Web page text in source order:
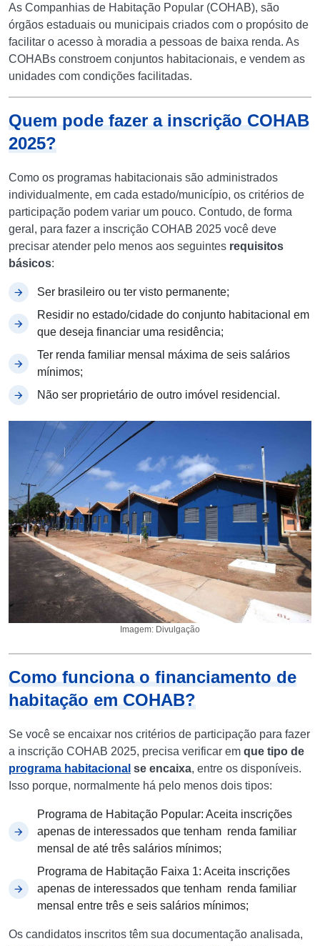
As Companhias de Habitação Popular (COHAB), são
órgãos estaduais ou municipais criados com o propósito de
facilitar o acesso à moradia a pessoas de baixa renda. As
COHABs constroem conjuntos habitacionais, e vendem as
unidades com condições facilitadas.
Quem pode fazer a inscrição COHAB
2025?
Como os programas habitacionais são administrados
individualmente, em cada estado/município, os critérios de
participação podem variar um pouco. Contudo, de forma
geral, para fazer a inscrição COHAB 2025 você deve
precisar atender pelo menos aos seguintes requisitos
básicos:
Ser brasileiro ou ter visto permanente;
Residir no estado/cidade do conjunto habitacional em
que deseja financiar uma residência;
Ter renda familiar mensal máxima de seis salários
mínimos;
Não ser proprietário de outro imóvel residencial.
Imagem: Divulgação
Como funciona o financiamento de
habitação em COHAB?
Se você se encaixar nos critérios de participação para fazer
a inscrição COHAB 2025, precisa verificar em que tipo de
programa habitacional se encaixa, entre os disponíveis.
Isso porque, normalmente há pelo menos dois tipos:
Programa de Habitação Popular: Aceita inscrições
apenas de interessados que tenham renda familiar
mensal de até três salários mínimos;
Programa de Habitação Faixa 1: Aceita inscrições
apenas de interessados que tenham renda familiar
mensal entre três e seis salários mínimos;
Os candidatos inscritos têm sua documentação analisada,